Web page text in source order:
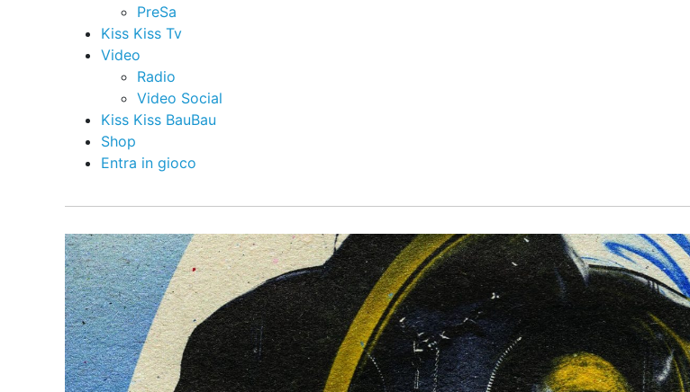
PreSa
Kiss Kiss Tv
Video
Radio
Video Social
Kiss Kiss BauBau
Shop
Entra in gioco